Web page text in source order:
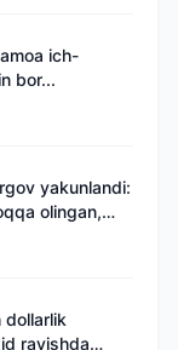
ich-
bor...
yakunlandi:
olingan,
boʻlgan
dollarlik
ravishda